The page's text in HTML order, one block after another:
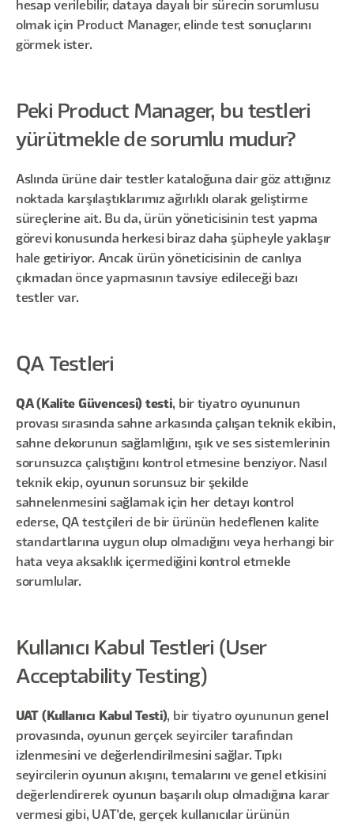
hesap verilebilir, dataya dayalı bir sürecin sorumlusu
olmak için Product Manager, elinde test sonuçlarını
görmek ister.
Peki Product Manager, bu testleri
yürütmekle de sorumlu mudur?
Aslında ürüne dair testler kataloğuna dair göz attığınız
noktada karşılaştıklarımız ağırlıklı olarak geliştirme
süreçlerine ait. Bu da, ürün yöneticisinin test yapma
görevi konusunda herkesi biraz daha şüpheyle yaklaşır
hale getiriyor. Ancak ürün yöneticisinin de canlıya
çıkmadan önce yapmasının tavsiye edileceği bazı
testler var.
QA Testleri
QA (Kalite Güvencesi) testi, bir tiyatro oyununun
provası sırasında sahne arkasında çalışan teknik ekibin,
sahne dekorunun sağlamlığını, ışık ve ses sistemlerinin
sorunsuzca çalıştığını kontrol etmesine benziyor. Nasıl
teknik ekip, oyunun sorunsuz bir şekilde
sahnelenmesini sağlamak için her detayı kontrol
ederse, QA testçileri de bir ürünün hedeflenen kalite
standartlarına uygun olup olmadığını veya herhangi bir
hata veya aksaklık içermediğini kontrol etmekle
sorumlular.
Kullanıcı Kabul Testleri (User
Acceptability Testing)
UAT (Kullanıcı Kabul Testi), bir tiyatro oyununun genel
provasında, oyunun gerçek seyirciler tarafından
izlenmesini ve değerlendirilmesini sağlar. Tıpkı
seyircilerin oyunun akışını, temalarını ve genel etkisini
değerlendirerek oyunun başarılı olup olmadığına karar
vermesi gibi, UAT'de, gerçek kullanıcılar ürünün